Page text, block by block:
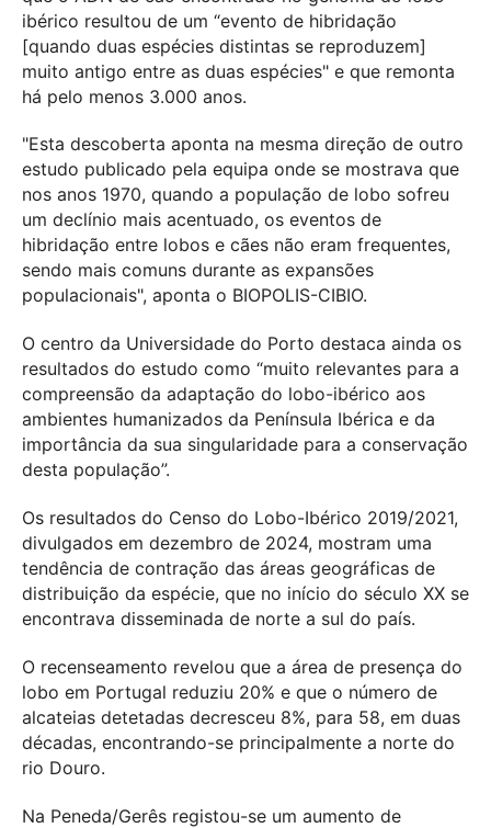
ibérico resultou de um “evento de hibridação
[quando duas espécies distintas se reproduzem]
muito antigo entre as duas espécies" e que remonta
há pelo menos 3.000 anos.
"Esta descoberta aponta na mesma direção de outro
estudo publicado pela equipa onde se mostrava que
nos anos 1970, quando a população de lobo sofreu
um declínio mais acentuado, os eventos de
hibridação entre lobos e cães não eram frequentes,
sendo mais comuns durante as expansões
populacionais", aponta o BIOPOLIS-CIBIO.
O centro da Universidade do Porto destaca ainda os
resultados do estudo como “muito relevantes para a
compreensão da adaptação do lobo-ibérico aos
ambientes humanizados da Península Ibérica e da
importância da sua singularidade para a conservação
desta população”.
Os resultados do Censo do Lobo-Ibérico 2019/2021,
divulgados em dezembro de 2024, mostram uma
tendência de contração das áreas geográficas de
distribuição da espécie, que no início do século XX se
encontrava disseminada de norte a sul do país.
O recenseamento revelou que a área de presença do
lobo em Portugal reduziu 20% e que o número de
alcateias detetadas decresceu 8%, para 58, em duas
décadas, encontrando-se principalmente a norte do
rio Douro.
Na Peneda/Gerês registou-se um aumento de